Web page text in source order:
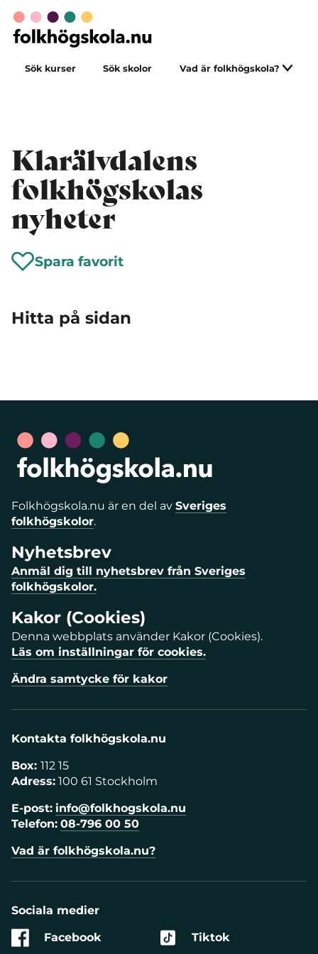
Sök kurser Sök skolor Vad är folkhögskola?
Klarälvdalens
folkhögskolas
nyheter
Spara favorit
Hitta på sidan
Folkhögskola.nu är en del av Sveriges
folkhögskolor.
Nyhetsbrev
Anmäl dig till nyhetsbrev från Sveriges
folkhögskolor.
Kakor (Cookies)
Denna webbplats använder Kakor (Cookies).
Läs om inställningar för cookies.
Ändra samtycke för kakor
Kontakta folkhögskola.nu
Box: 112 15
Adress: 100 61 Stockholm
E-post: info@folkhogskola.nu
Telefon: 08-796 00 50
Vad är folkhögskola.nu?
Sociala medier
Facebook
Tiktok